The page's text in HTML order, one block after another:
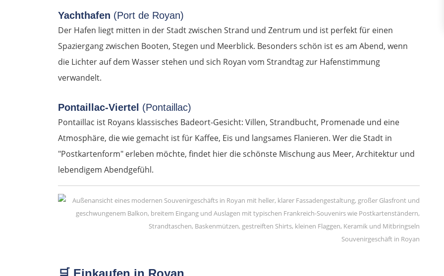
Yachthafen (Port de Royan)
Der Hafen liegt mitten in der Stadt zwischen Strand und Zentrum und ist perfekt für einen
Spaziergang zwischen Booten, Stegen und Meerblick. Besonders schön ist es am Abend, wenn
die Lichter auf dem Wasser stehen und sich Royan vom Strandtag zur Hafenstimmung
verwandelt.
Pontaillac-Viertel (Pontaillac)
Pontaillac ist Royans klassisches Badeort-Gesicht: Villen, Strandbucht, Promenade und eine
Atmosphäre, die wie gemacht ist für Kaffee, Eis und langsames Flanieren. Wer die Stadt in
"Postkartenform" erleben möchte, findet hier die schönste Mischung aus Meer, Architektur und
lebendigem Abendgefühl.
Souvenirgeschäft in Royan
🛒 Einkaufen in Royan